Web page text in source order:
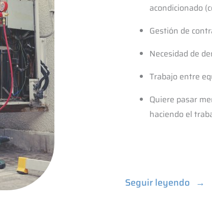
acondicionado
Gestión de
Necesidad de
Trabajo entre
Quiere pasar
haciendo el
Seguir leyendo →